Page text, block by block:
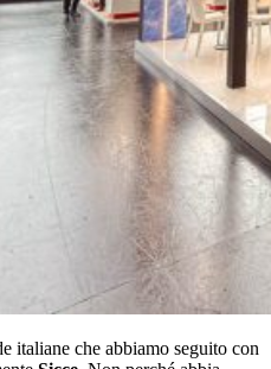
italiane che abbiamo seguito con